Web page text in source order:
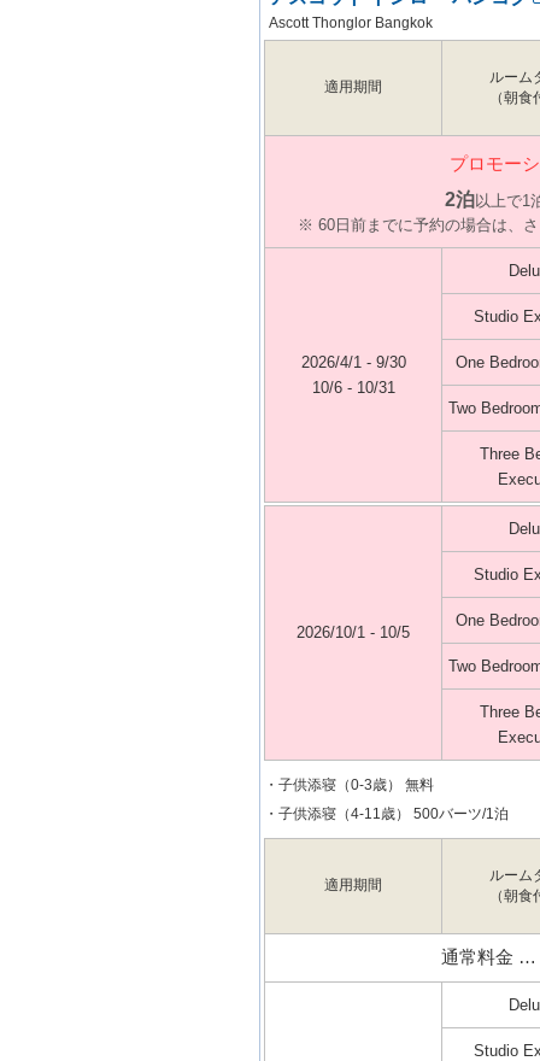
Ascott Thonglor Bangkok
適用期間
ルーム
（朝
プロモー
2泊以上で1
※ 60日前までに予約の場合は、
2026/4/1 - 9/30
10/6 - 10/31
Studio
One
Two
Three
2026/10/1 - 10/5
Studio
One
Two
Three
・子供添寝（0-3歳） 無料
・子供添寝（4-11歳） 500バーツ/1泊
適用期間
ルーム
（朝
通常料金 …
Studio